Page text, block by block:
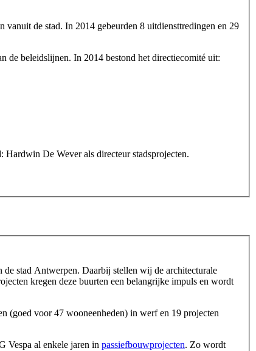
de stad. In 2014 gebeurden 8 uitdiensttredingen en 29
de beleidslijnen. In 2014 bestond het directiecomité uit:
Hardwin De Wever als directeur stadsprojecten.
stad Antwerpen. Daarbij stellen wij de architecturale
kregen deze buurten een belangrijke impuls en wordt
(goed voor 47 wooneenheden) in werf en 19 projecten
Vespa al enkele jaren in passiefbouwprojecten. Zo wordt